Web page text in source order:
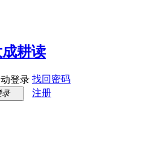
登录 找回密码
录 注册